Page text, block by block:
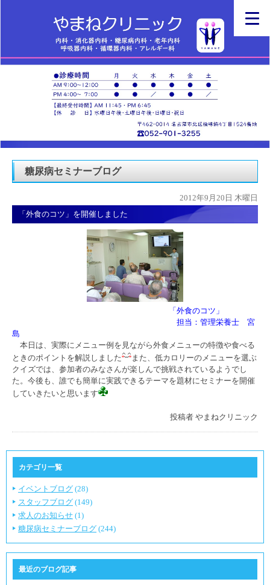
糖尿病セミナーブログ
2012年9月20日 木曜日
「外食のコツ」を開催しました
「外食のコツ」
担当：管理栄養士 宮
島
本日は、実際にメニュー例を見ながら外食メニューの特徴や食べる
ときのポイントを解説しました
また、低カロリーのメニューを選ぶ
クイズでは、参加者のみなさんが楽しんで挑戦されているようでし
た。今後も、誰でも簡単に実践できるテーマを題材にセミナーを開催
していきたいと思います
投稿者 やまねクリニック
カテゴリ一覧
イベントブログ (28)
スタッフブログ (149)
求人のお知らせ (1)
糖尿病セミナーブログ (244)
最近のブログ記事